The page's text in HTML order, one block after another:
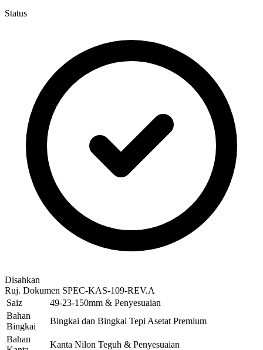
Status
Disahkan
Ruj. Dokumen SPEC-KAS-109-REV.A
Saiz
49-23-150mm & Penyesuaian
Bahan
Bingkai
Bingkai dan Bingkai Tepi Asetat Premium
Bahan
Kanta Nilon Teguh & Penyesuaian